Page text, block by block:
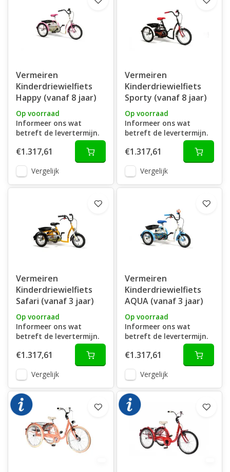
Vermeiren
Kinderdriewielfiets
Happy (vanaf 8 jaar)
Op voorraad
Informeer ons wat
betreft de levertermijn.
€1.317,61
Vergelijk
Vermeiren
Kinderdriewielfiets
Sporty (vanaf 8 jaar)
Op voorraad
Informeer ons wat
betreft de levertermijn.
€1.317,61
Vergelijk
Vermeiren
Kinderdriewielfiets
Safari (vanaf 3 jaar)
Op voorraad
Informeer ons wat
betreft de levertermijn.
€1.317,61
Vergelijk
Vermeiren
Kinderdriewielfiets
AQUA (vanaf 3 jaar)
Op voorraad
Informeer ons wat
betreft de levertermijn.
€1.317,61
Vergelijk